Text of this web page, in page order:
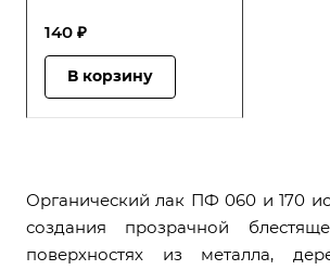
140 ₽
В корзину
Органический лак ПФ 060 и 170
создания прозрачной
поверхностях из металла,